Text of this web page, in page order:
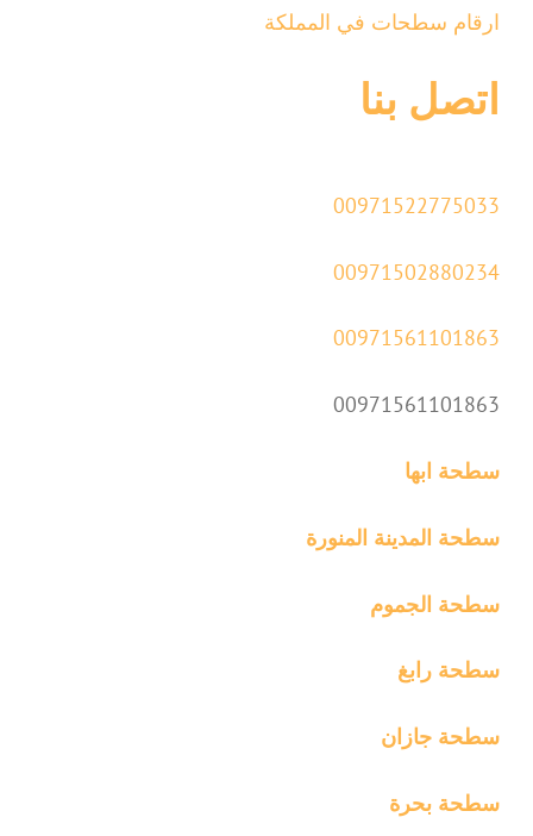
ارقام سطحات في المملكة
اتصل بنا
00971522775033
00971502880234
00971561101863
00971561101863
سطحة ابها
سطحة المدينة المنورة
سطحة الجموم
سطحة رابغ
سطحة جازان
سطحة بحرة